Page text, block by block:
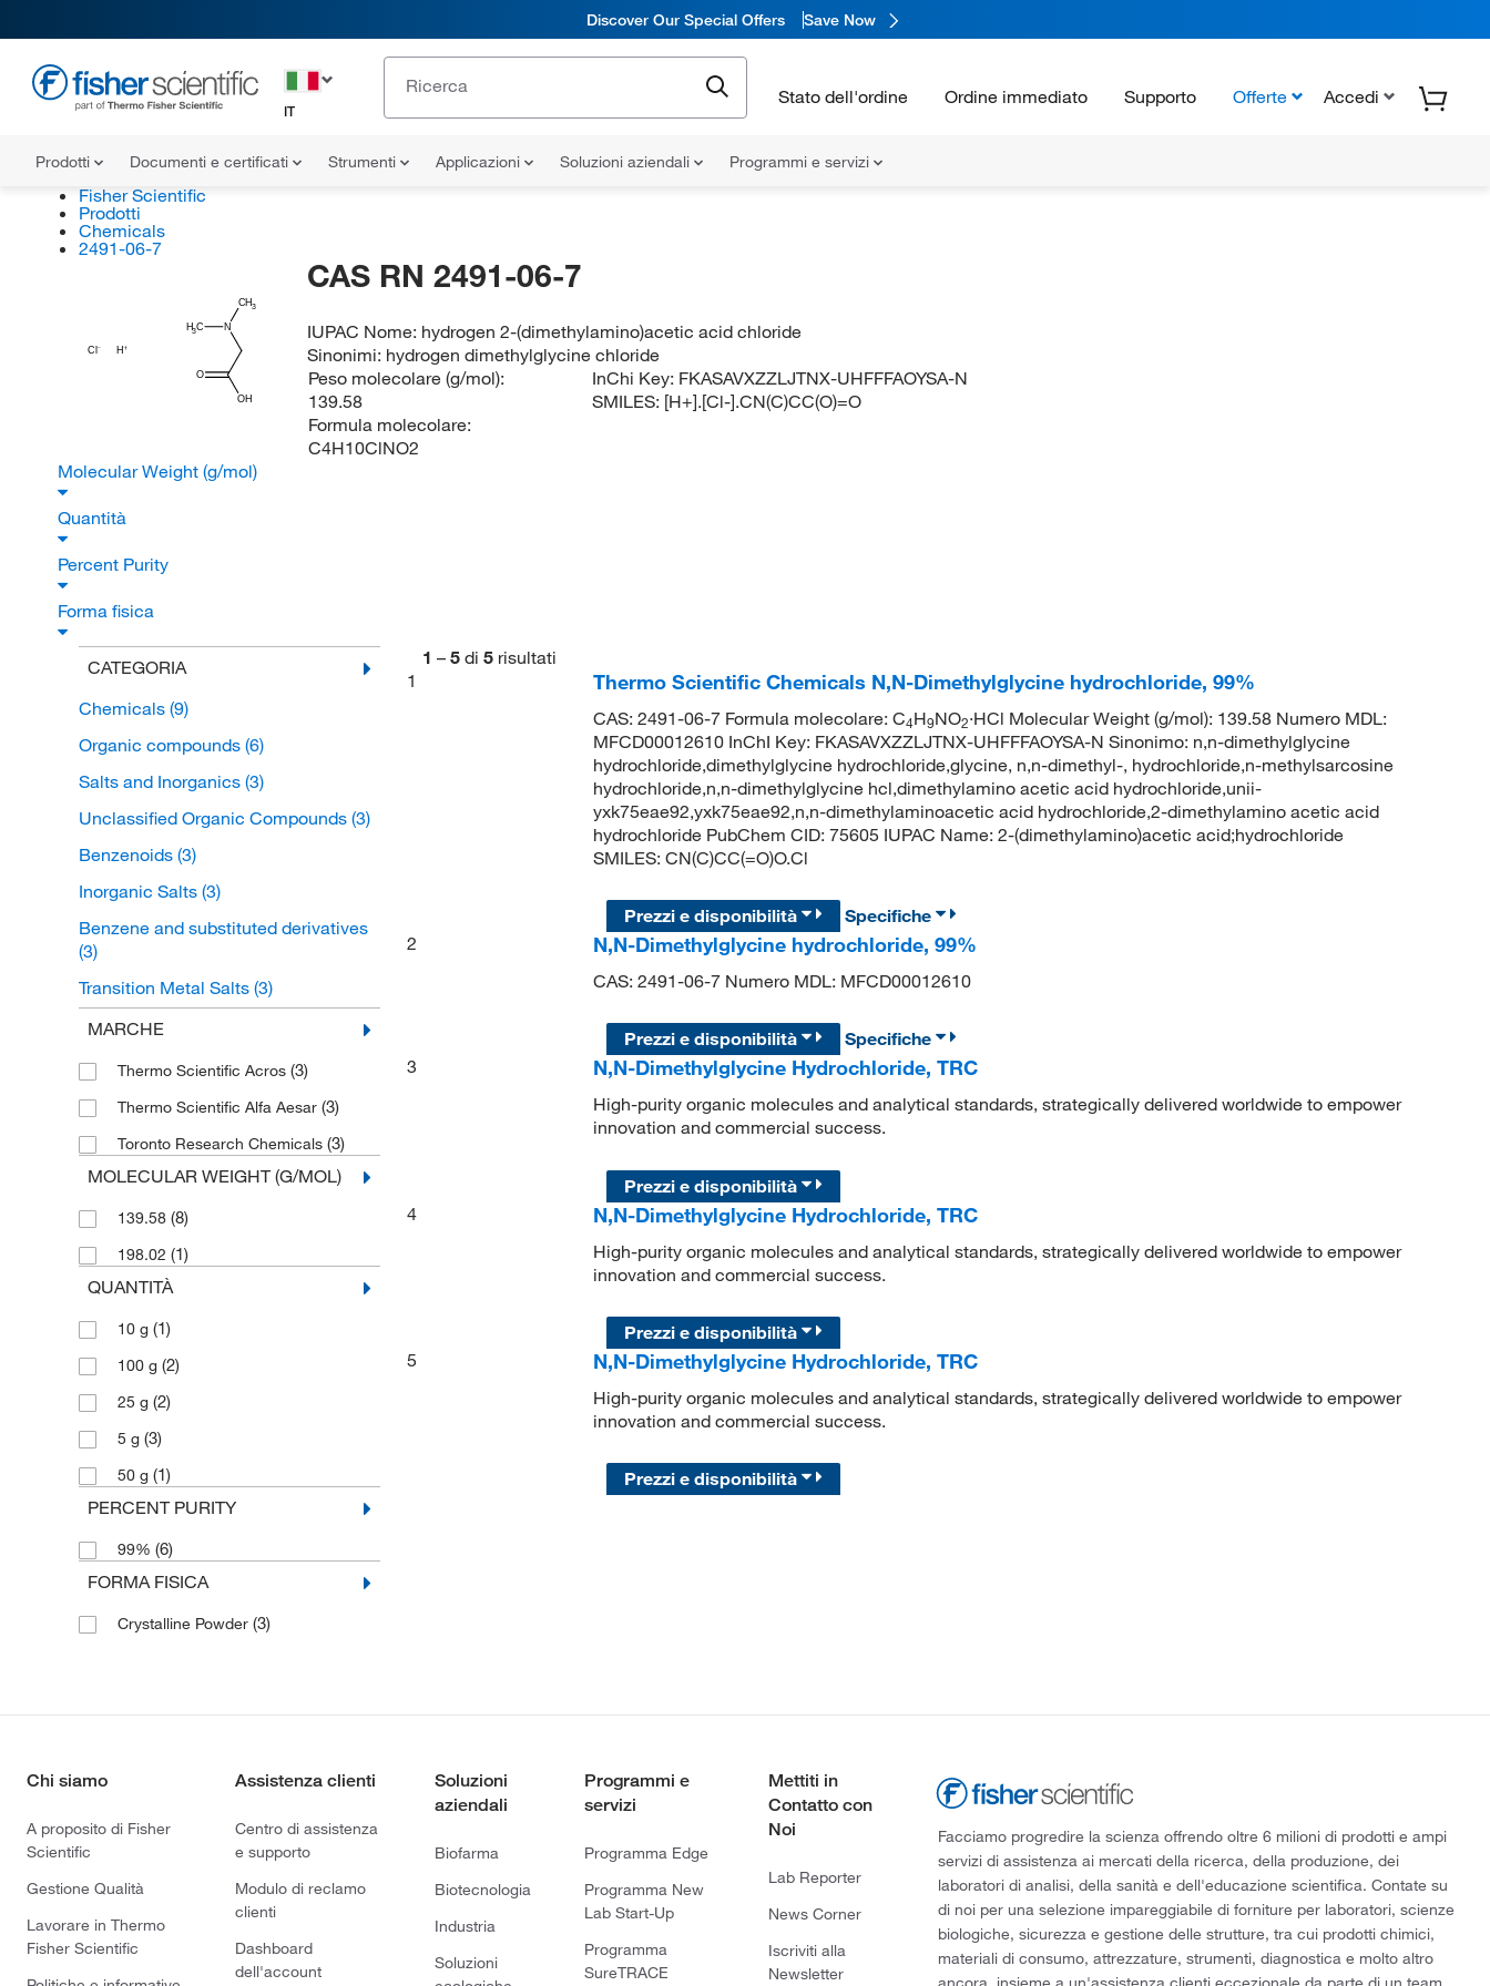
Discover Our Special Offers Save Now
IT
Stato dell'ordine Ordine immediato Supporto Offerte Accedi
Prodotti Documenti e certificati Strumenti Applicazioni Soluzioni aziendali Programmi e servizi
Fisher Scientific
Prodotti
Chemicals
2491-06-7
H
Cl
CH3
N
H3C
OH
O
CAS RN 2491-06-7
IUPAC Nome: hydrogen 2-(dimethylamino)acetic acid chloride
Sinonimi: hydrogen dimethylglycine chloride
Peso molecolare (g/mol):
139.58
Formula molecolare:
C4H10ClNO2
InChi Key: FKASAVXZZLJTNX-UHFFFAOYSA-N
SMILES: [H+].[Cl-].CN(C)CC(O)=O
Molecular Weight (g/mol)
Quantità
Percent Purity
Forma fisica
CATEGORIA
Chemicals (9)
Organic compounds (6)
Salts and Inorganics (3)
Unclassified Organic Compounds (3)
Benzenoids (3)
Inorganic Salts (3)
Benzene and substituted derivatives
(3)
Transition Metal Salts (3)
Bromobenzenes
MARCHE
Thermo Scientific Acros (3)
Thermo Scientific Alfa Aesar (3)
Toronto Research Chemicals (3)
MOLECULAR WEIGHT (G/MOL)
139.58 (8)
198.02 (1)
QUANTITÀ
10 g (1)
100 g (2)
25 g (2)
5 g (3)
50 g (1)
PERCENT PURITY
99% (6)
FORMA FISICA
Crystalline Powder (3)
1 – 5 di 5 risultati
1
Thermo Scientific Chemicals N,N-Dimethylglycine hydrochloride, 99%
CAS: 2491-06-7 Formula molecolare: C4H9NO2·HCl Molecular Weight (g/mol): 139.58 Numero MDL:
MFCD00012610 InChI Key: FKASAVXZZLJTNX-UHFFFAOYSA-N Sinonimo: n,n-dimethylglycine
hydrochloride,dimethylglycine hydrochloride,glycine, n,n-dimethyl-, hydrochloride,n-methylsarcosine
hydrochloride,n,n-dimethylglycine hcl,dimethylamino acetic acid hydrochloride,unii-
yxk75eae92,yxk75eae92,n,n-dimethylaminoacetic acid hydrochloride,2-dimethylamino acetic acid
hydrochloride PubChem CID: 75605 IUPAC Name: 2-(dimethylamino)acetic acid;hydrochloride
SMILES: CN(C)CC(=O)O.Cl
Prezzi e disponibilità
Specifiche
2
N,N-Dimethylglycine hydrochloride, 99%
CAS: 2491-06-7 Numero MDL: MFCD00012610
Prezzi e disponibilità
Specifiche
3
N,N-Dimethylglycine Hydrochloride, TRC
High-purity organic molecules and analytical standards, strategically delivered worldwide to empower
innovation and commercial success.
Prezzi e disponibilità
4
N,N-Dimethylglycine Hydrochloride, TRC
High-purity organic molecules and analytical standards, strategically delivered worldwide to empower
innovation and commercial success.
Prezzi e disponibilità
5
N,N-Dimethylglycine Hydrochloride, TRC
High-purity organic molecules and analytical standards, strategically delivered worldwide to empower
innovation and commercial success.
Prezzi e disponibilità
Chi siamo
A proposito di Fisher
Scientific
Gestione Qualità
Lavorare in Thermo
Fisher Scientific
Assistenza clienti
Centro di assistenza
e supporto
Modulo di reclamo
clienti
Dashboard
dell'account
Soluzioni
aziendali
Biofarma
Biotecnologia
Industria
Soluzioni
Programmi e
servizi
Programma Edge
Programma New
Lab Start-Up
Programma
SureTRACE
Mettiti in
Contatto con
Noi
Lab Reporter
News Corner
Iscriviti alla
Newsletter
Facciamo progredire la scienza offrendo oltre 6 milioni di prodotti e ampi
servizi di assistenza ai mercati della ricerca, della produzione, dei
laboratori di analisi, della sanità e dell'educazione scientifica. Contate su
di noi per una selezione impareggiabile di forniture per laboratori, scienze
biologiche, sicurezza e gestione delle strutture, tra cui prodotti chimici,
materiali di consumo, attrezzature, strumenti, diagnostica e molto altro